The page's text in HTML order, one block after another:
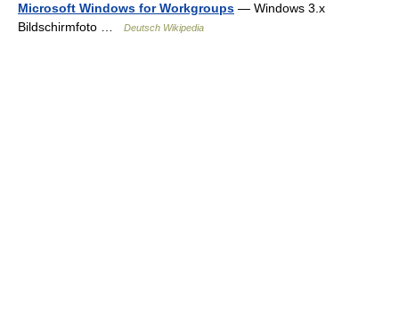
Microsoft Windows for Workgroups — Windows 3.x
Bildschirmfoto …
Deutsch Wikipedia